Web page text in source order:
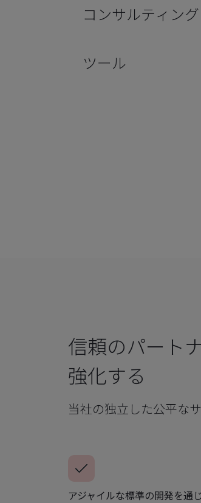
コンサルティング
ツール
信頼のパート
強化する
当社の独立した公平な
アジャイルな標準の開発を通